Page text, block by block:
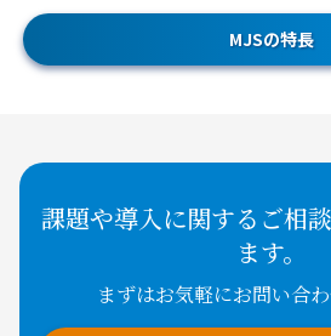
MJSの特長
課題や導入に関するご相
ます。
まずはお気軽にお問い合わ